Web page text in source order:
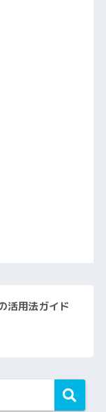
活用法ガイド